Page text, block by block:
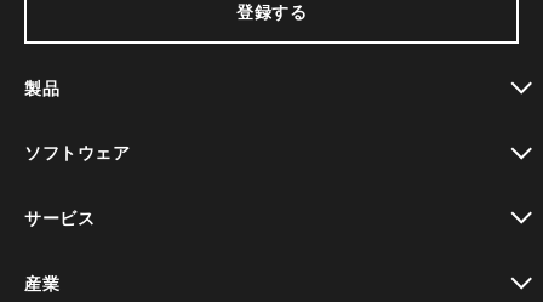
登録する
製品
ソフトウェア
サービス
産業